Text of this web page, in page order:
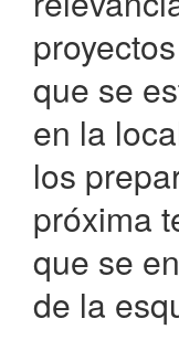
que se
en la
los
próxima
que se
de la